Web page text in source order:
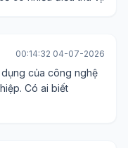
00:14:32 04-07-2026
của công nghệ
Có ai biết